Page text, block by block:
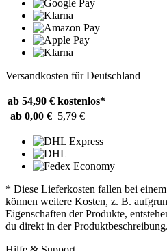
Versandkosten für Deutschland
ab 54,90 € kostenlos*
ab 0,00 € 5,79 €
* Diese Lieferkosten fallen bei
können weitere Kosten, z. B.
Eigenschaften der Produkte,
du direkt in der Produktbeschreibung.